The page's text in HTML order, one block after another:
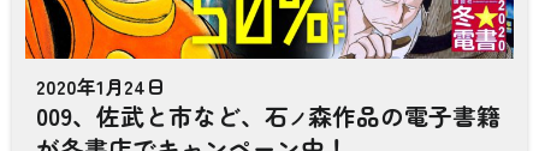
2020年1月24日
009、佐武と市など、石ノ森作品の電子書籍